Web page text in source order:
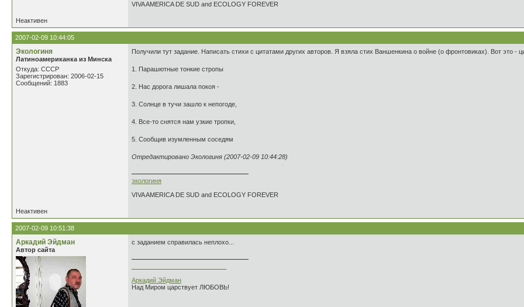
VIVA AMERICA DE SUD and ECOLOGY FOREVER
Неактивен
2007-02-09 10:44:05
Экологиня
Латиноамериканка из Минска
Откуда: СССР
Зарегистрирован: 2006-02-15
Сообщений: 1883
Получили тут задание. Написать стихи с цитатами других авторов. Я взяла стих Ваншенкина о войне (о фронтовиках). Вот это -
1. Парашютные тонкие стропы
2. Нас дорога лишала покоя -
3. Солнце в тучи зашло к непогоде,
4. Все-то снятся нам узкие тропки,
5. Сообщив изумленным соседям
Отредактировано Экологиня (2007-02-09 10:44:28)
экологиня
VIVA AMERICA DE SUD and ECOLOGY FOREVER
Неактивен
2007-02-09 10:51:38
Аркадий Эйдман
Автор сайта
с заданием справилась неплохо...
Аркадий Эйдман
Над Миром царствует ЛЮБОВЬ!